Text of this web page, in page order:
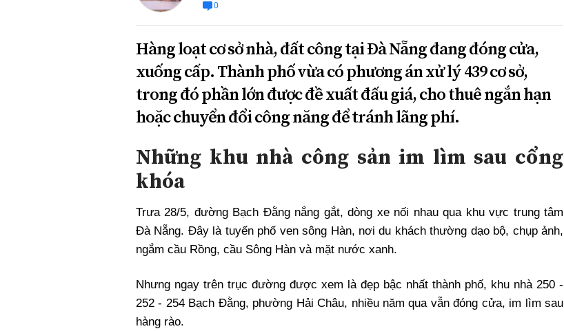
0
Hàng loạt cơ sở nhà, đất công tại Đà Nẵng đang đóng cửa,
xuống cấp. Thành phố vừa có phương án xử lý 439 cơ sở,
trong đó phần lớn được đề xuất đấu giá, cho thuê ngắn hạn
hoặc chuyển đổi công năng để tránh lãng phí.
Những khu nhà công sản im lìm sau cổng
khóa
Trưa 28/5, đường Bạch Đằng nắng gắt, dòng xe nối nhau qua khu vực trung tâm
Đà Nẵng. Đây là tuyến phố ven sông Hàn, nơi du khách thường dạo bộ, chụp ảnh,
ngắm cầu Rồng, cầu Sông Hàn và mặt nước xanh.
Nhưng ngay trên trục đường được xem là đẹp bậc nhất thành phố, khu nhà 250 -
252 - 254 Bạch Đằng, phường Hải Châu, nhiều năm qua vẫn đóng cửa, im lìm sau
hàng rào.